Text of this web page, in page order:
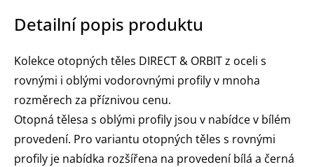
Detailní popis produktu
Kolekce otopných těles DIRECT & ORBIT z oceli s
rovnými i oblými vodorovnými profily v mnoha
rozměrech za příznivou cenu.
Otopná tělesa s oblými profily jsou v nabídce v bílém
provedení. Pro variantu otopných těles s rovnými
profily je nabídka rozšířena na provedení bílá a černá